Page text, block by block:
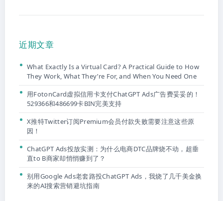
近期文章
What Exactly Is a Virtual Card? A Practical Guide to How
They Work, What They’re For, and When You Need One
用FotonCard虚拟信用卡支付ChatGPT Ads广告费妥妥的！
529366和486699卡BIN完美支持
X推特Twitter订阅Premium会员付款失败需要注意这些原
因！
ChatGPT Ads投放实测：为什么电商DTC品牌烧不动，超垂
直to B商家却悄悄赚到了？
别用Google Ads老套路投ChatGPT Ads，我烧了几千美金换
来的AI搜索营销避坑指南